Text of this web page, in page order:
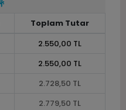
Toplam Tutar
2.550,00 TL
2.550,00 TL
2.728,50 TL
2.779,50 TL